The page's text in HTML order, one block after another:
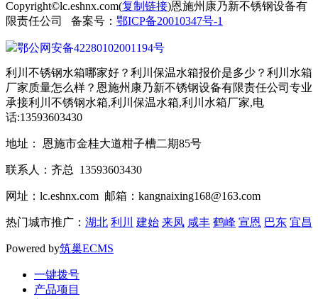
Copyright©lc.eshnx.com(复制链接)恩施州康乃新不锈钢设备有
限责任公司 备案号： 鄂ICP备20010347号-1
鄂公网安备42280102001194号
利川不锈钢水箱哪家好？利川保温水箱报价是多少？利川水箱
厂家质量怎么样？恩施州康乃新不锈钢设备有限责任公司专业
承接利川不锈钢水箱,利川保温水箱,利川水箱厂家,电
话:13593603430
地址： 恩施市金桂大道柑子槽二期85号
联系人：齐总 13593603430
网址：lc.eshnx.com 邮箱：kangnaixing168@163.com
热门城市推广： 湖北 利川 建始 来凤 咸丰 鹤峰 宣恩 巴东 宜昌
Powered by筑巢ECMS
一键拨号
产品项目